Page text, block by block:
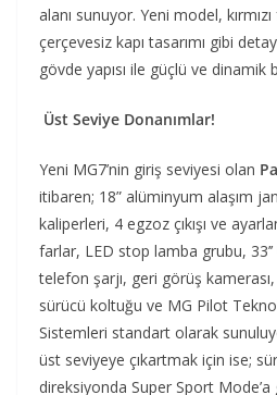
alanı sunuyor. Yeni model,
çerçevesiz kapı tasarımı gibi
gövde yapısı ile güçlü ve dinamik
Üst Seviye Donanımlar!
Yeni MG7’nin giriş seviyesi olan
itibaren; 18” alüminyum alaşım
kaliperleri, 4 egzoz çıkışı ve
farlar, LED stop lamba grubu,
telefon şarjı, geri görüş
sürücü koltuğu ve MG Pilot
Sistemleri standart olarak
üst seviyeye çıkartmak için ise;
direksiyonda Super Sport